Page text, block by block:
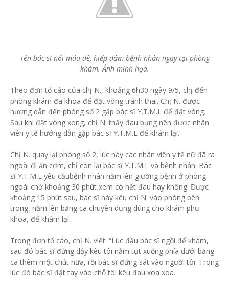
Tên bác sĩ nổi máu dê, hiếp dâm bệnh nhân ngay tại phòng
khám. Ảnh minh họa.
Theo đơn tố cáo của chị N., khoảng 6h30 ngày 9/5, chị đến
phòng khám đa khoa để đặt vòng tránh thai. Chị N. được
hướng dẫn đến phòng số 2 gặp bác sĩ Y.T.M.L để đặt vòng.
Sau khi đặt vòng xong, chị N. thấy đau bụng nên được nhân
viên y tế hướng dẫn gặp bác sĩ Y.T.M.L để khám lại.
Chị N. quay lại phòng số 2, lúc này các nhân viên y tế nữ đã ra
ngoài đi ăn cơm, chỉ còn lại bác sĩ Y.T.M.L và bệnh nhân. Bác
sĩ Y.T.M.L yêu cầubệnh nhân nằm lên giường bệnh ở phòng
ngoài chờ khoảng 30 phút xem có hết đau hay không. Được
khoảng 15 phút sau, bác sĩ này kêu chị N. vào phòng bên
trong, nằm lên băng ca chuyên dụng dùng cho khám phụ
khoa, để khám lại.
Trong đơn tố cáo, chị N. viết: “Lúc đầu bác sĩ ngồi để khám,
sau đó bác sĩ đứng dậy kêu tôi nằm tụt xuống phía dưới băng
ca thêm một chút nữa, rồi bác sĩ đứng sát vào người tôi. Trong
lúc đó bác sĩ đặt tay vào chỗ tôi kêu đau xoa xoa.